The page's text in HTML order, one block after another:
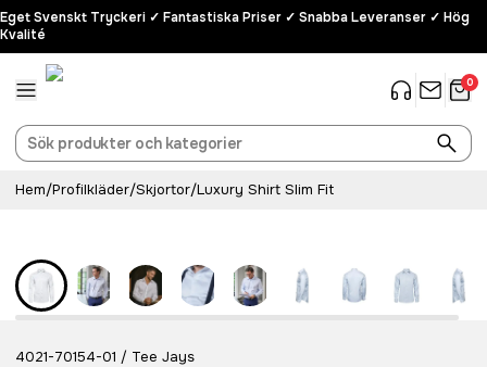
Eget Svenskt Tryckeri ✓ Fantastiska Priser ✓ Snabba Leveranser ✓ Hög
Kvalité
0
Hem/Profilkläder/Skjortor/Luxury Shirt Slim Fit
4021-70154-01 / Tee Jays